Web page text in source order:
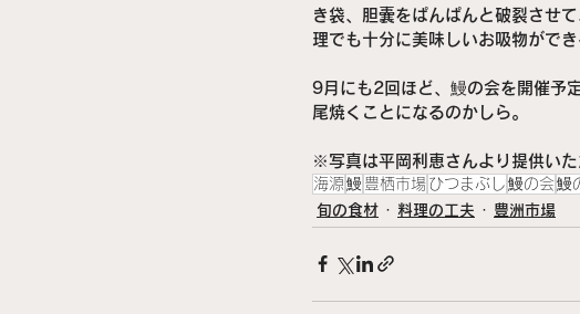
き袋、胆嚢をぱんぱんと破裂させ
理でも十分に美味しいお吸物ができ
9月にも2回ほど、鰻の会を開催予
尾焼くことになるのかしら。
※写真は平岡利恵さんより提供いた
海源 鰻 豊栖市場 ひつまぶし 鰻の会 鰻
旬の食材
料理の工夫 豊洲市場